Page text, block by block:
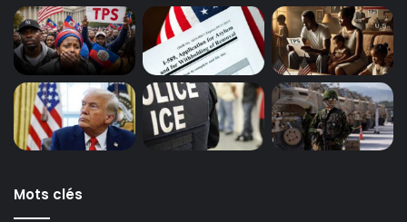
Mots clés